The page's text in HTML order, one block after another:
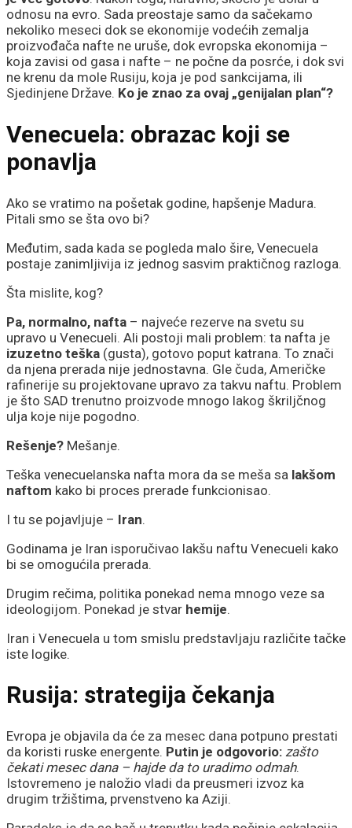
odnosu na evro. Sada preostaje samo da sačekamo
nekoliko meseci dok se ekonomije vodećih zemalja
proizvođača nafte ne uruše, dok evropska ekonomija –
koja zavisi od gasa i nafte – ne počne da posrće, i dok svi
ne krenu da mole Rusiju, koja je pod sankcijama, ili
Sjedinjene Države. Ko je znao za ovaj „genijalan plan“?
Venecuela: obrazac koji se
ponavlja
Ako se vratimo na pošetak godine, hapšenje Madura.
Pitali smo se šta ovo bi?
Međutim, sada kada se pogleda malo šire, Venecuela
postaje zanimljivija iz jednog sasvim praktičnog razloga.
Šta mislite, kog?
Pa, normalno, nafta – najveće rezerve na svetu su
upravo u Venecueli. Ali postoji mali problem: ta nafta je
izuzetno teška (gusta), gotovo poput katrana. To znači
da njena prerada nije jednostavna. Gle čuda, Američke
rafinerije su projektovane upravo za takvu naftu. Problem
je što SAD trenutno proizvode mnogo lakog škriljčnog
ulja koje nije pogodno.
Rešenje? Mešanje.
Teška venecuelanska nafta mora da se meša sa lakšom
naftom kako bi proces prerade funkcionisao.
I tu se pojavljuje – Iran.
Godinama je Iran isporučivao lakšu naftu Venecueli kako
bi se omogućila prerada.
Drugim rečima, politika ponekad nema mnogo veze sa
ideologijom. Ponekad je stvar hemije.
Iran i Venecuela u tom smislu predstavljaju različite tačke
iste logike.
Rusija: strategija čekanja
Evropa je objavila da će za mesec dana potpuno prestati
da koristi ruske energente. Putin je odgovorio: zašto
čekati mesec dana – hajde da to uradimo odmah.
Istovremeno je naložio vladi da preusmeri izvoz ka
drugim tržištima, prvenstveno ka Aziji.